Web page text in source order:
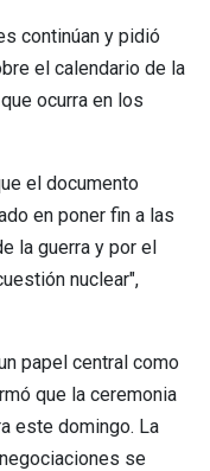
continúan y pidió
el calendario de la
ocurra en los
el documento
en poner fin a las
la guerra y por el
nuclear",
papel central como
que la ceremonia
este domingo. La
se